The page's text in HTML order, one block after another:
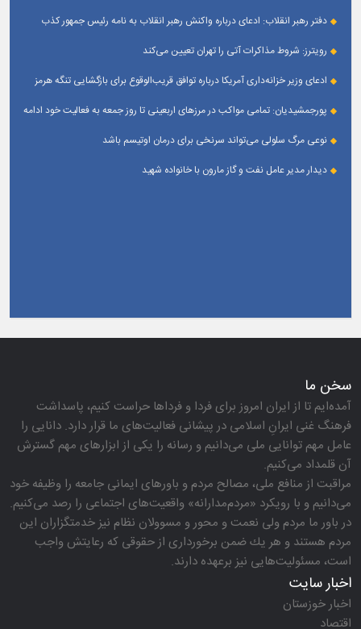
دفتر رهبر انقلاب: ادعای درباره واکنش رهبر انقلاب به نامه رئیس جمهور کذب
رویترز: شروط مذاکرات آتی را تهران تعیین می‌کند
ادعای وزیر خزانه‌داری آمریکا درباره توافق قریب‌الوقوع برای بازگشایی تنگه هرمز
پورجمشیدیان: تمامی مواکب در مرزهای اربعینی تا روز جمعه به فعالیت خود ادامه
نوعی مرگ سلولی می‌تواند سرنخی برای درمان اوتیسم باشد
دیدار مدیر عامل نفت و گاز مارون با خانواده شهید
سخن ما
آمده‌ایم تا از ایران امروز برای فردا و فرداها حراست كنیم، پاسداشت
فرهنگ غنی ایرانِ اسلامی در پیشانی فعالیت‌های ما قرار دارد. دانایی را
عامل مهم توانایی ملی می‌دانیم و رسانه را یكی از ابزارهای مهم گسترش
آن قلمداد می‌كنیم.
مراقبت از منافع ملی، مصالح مردم و باورهای ایمانی جامعه را وظیفه خود
می‌دانیم و با رویكرد «مردم‌مدارانه‌» واقعیت‌های اجتماعی را رصد می‌كنیم.
در باور ما مردم ولی نعمت و محور و مسوولان نظام نیز خدمتگزاران این
مردم هستند و هر یك ضمن برخورداری از حقوقی كه رعایتش واجب
است، مسئولیت‌هایی نیز برعهده دارند.
اخبار سایت
اخبار خوزستان
اقتصاد